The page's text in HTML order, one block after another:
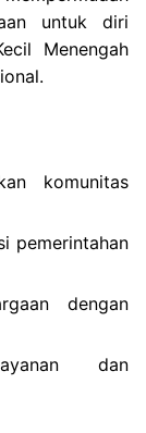
untuk diri
Menengah
komunitas
pemerintahan
dengan
dan